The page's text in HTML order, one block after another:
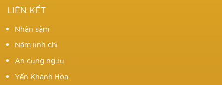
LIÊN KẾT
Nhân sâm
Nấm linh chi
An cung ngưu
Yến Khánh Hòa